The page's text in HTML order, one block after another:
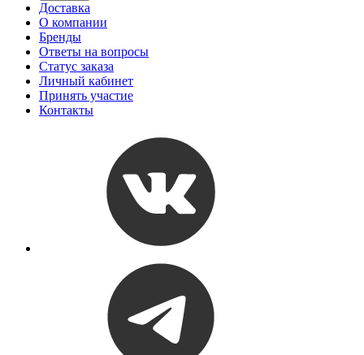
Доставка
О компании
Бренды
Ответы на вопросы
Статус заказа
Личный кабинет
Принять участие
Контакты